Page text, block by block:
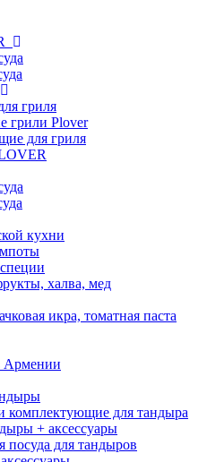
гриля
грили Plover
для гриля
кухни
халва, мед
икра, томатная паста
Армении
комплектующие для тандыра
+ аксессуары
посуда для тандыров